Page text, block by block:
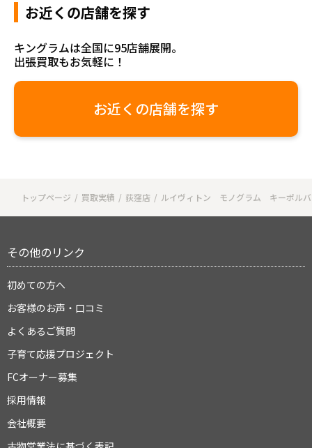
お近くの店舗を探す
キングラムは全国に95店舗展開。
出張買取もお気軽に！
お近くの店舗を探す
トップページ 買取実績 荻窪店 ルイヴィトン モノグラム キーポル
その他のリンク
初めての方へ
お客様のお声・口コミ
よくあるご質問
子育て応援プロジェクト
FCオーナー募集
採用情報
会社概要